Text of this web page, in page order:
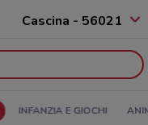
Cascina - 56021
INFANZIA E GIOCHI